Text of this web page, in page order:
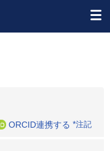
ORCID連携する *注記